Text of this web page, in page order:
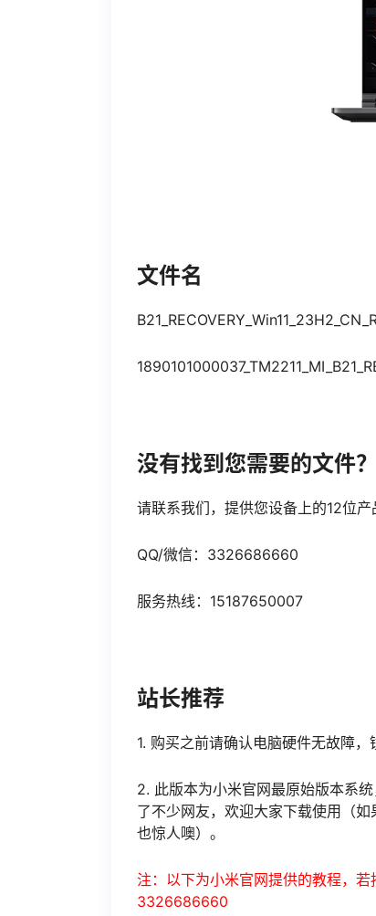
文件名
没有找到您需要的文件？
请联系我们，提供您设备上的12位产
QQ/微信：3326686660
服务热线：15187650007
站长推荐
1. 购买之前请确认电脑硬件无故障
2. 此版本为小米官网最原始版本系
了不少网友，欢迎大家下载使用（如
也惊人噢）。
注：以下为小米官网提供的教程，若
3326686660